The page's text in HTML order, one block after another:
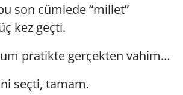
son cümlede “millet”
kez geçti.
pratikte gerçekten vahim…
seçti, tamam.